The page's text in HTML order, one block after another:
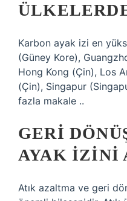
Karbon ayak izi en
(Güney Kore),
Hong Kong (Çin), Los
(Çin), Singapur
fazla makale ..
GERI
AYAK IZINI
Atık azaltma ve geri